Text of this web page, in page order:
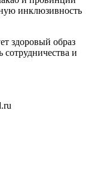
инклюзивность
здоровый образ
и